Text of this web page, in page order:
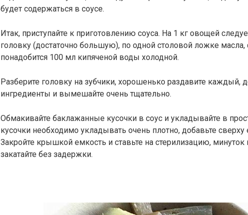
будет содержаться в соусе.
Итак, приступайте к приготовлению соуса. На 1 кг овощей
головку (достаточно большую), по одной столовой ложке масла,
понадобится 100 мл кипяченой воды холодной.
Разберите головку на зубчики, хорошенько раздавите каждый,
ингредиенты и вымешайте очень тщательно.
Обмакивайте баклажанные кусочки в соус и укладывайте в
кусочки необходимо укладывать очень плотно, добавьте
Закройте крышкой емкость и ставьте на стерилизацию, минуток
закатайте без задержки.